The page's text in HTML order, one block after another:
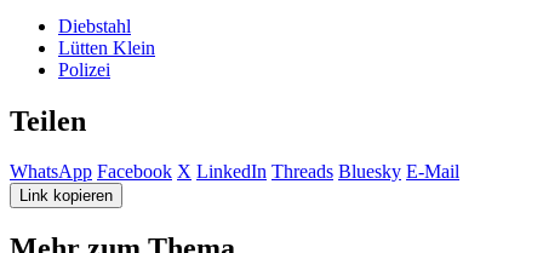
Diebstahl
Lütten Klein
Polizei
Teilen
WhatsApp Facebook X LinkedIn Threads Bluesky E-Mail
Link kopieren